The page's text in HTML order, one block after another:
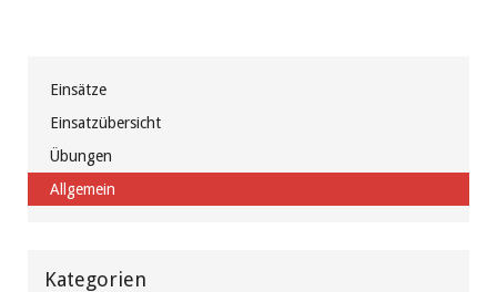
Einsätze
Einsatzübersicht
Übungen
Allgemein
Kategorien